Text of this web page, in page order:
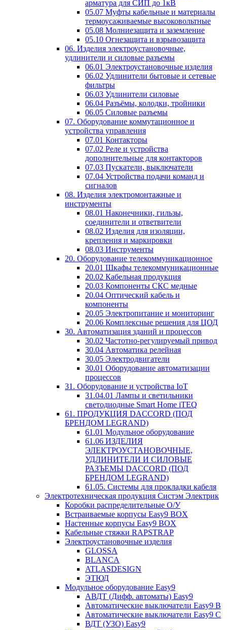
арматура для СИП до 1кВ
05.07 Муфты кабельные и материалы
термоусаживаемые высоковольтные
05.08 Молниезащита и заземление
05.10 Огнезащита и взрывозащита
06. Изделия электроустановочные,
удлинители и силовые разъемы
06.01 Электроустановочные изделия
06.02 Удлинители бытовые и сетевые
фильтры
06.03 Удлинители силовые
06.04 Разъёмы, колодки, тройники
06.05 Силовые разъемы
07. Оборудование коммутационное и
устройства управления
07.01 Контакторы
07.02 Реле и устройства
дополнительные для контакторов
07.03 Пускатели, выключатели
07.04 Устройства подачи команд и
сигналов
08. Изделия электромонтажные и
инструменты
08.01 Наконечники, гильзы,
соединители и ответвители
08.02 Изделия для изоляции,
крепления и маркировки
08.03 Инструменты
20. Оборудование телекоммуникационное
20.01 Шкафы телекоммуникационные
20.02 Кабельная продукция
20.03 Компоненты СКС медные
20.04 Оптический кабель и
компоненты
20.05 Электропитание и мониторинг
20.06 Комплексные решения для ЦОД
30. Автоматизация зданий и процессов
30.02 Частотно-регулируемый привод
30.04 Автоматика релейная
30.05 Электродвигатели
30.01 Оборудование автоматизации
процессов
31. Оборудование и устройства IoT
31.04.01 Лампы и светильники
светодиодные Smart Home iTEQ
61. ПРОДУКЦИЯ DACCORD (ПОД
БРЕНДОМ LEGRAND)
61.01 Модульное оборудование
61.06 ИЗДЕЛИЯ
ЭЛЕКТРОУСТАНОВОЧНЫЕ,
УДЛИНИТЕЛИ И СИЛОВЫЕ
РАЗЪЕМЫ DACCORD (ПОД
БРЕНДОМ LEGRAND)
61.05. Системы для прокладки кабеля
Электротехническая продукция Систэм Электрик
Коробки распределительные О/У
Встраиваемые корпусы Easy9 BOX
Настенные корпусы Easy9 BOX
Кабельные стяжки RAPSTRAP
Электроустановочные изделия
GLOSSA
BLANCA
ATLASDESIGN
ЭТЮД
Модульное оборудование Easy9
АВДТ (Дифф. автоматы) Easy9
Автоматические выключатели Easy9 В
Автоматические выключатели Easy9 С
ВДТ (УЗО) Easy9